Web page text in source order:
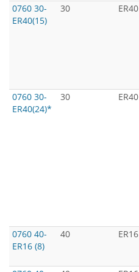
0760 30-
ER40(15)
30 ER40
0760 30-
ER40(24)*
30 ER40
0760 40-
ER16 (8)
40 ER16